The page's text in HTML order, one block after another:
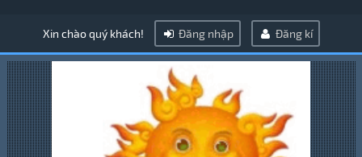
Xin chào quý khách! Đăng nhập Đăng kí